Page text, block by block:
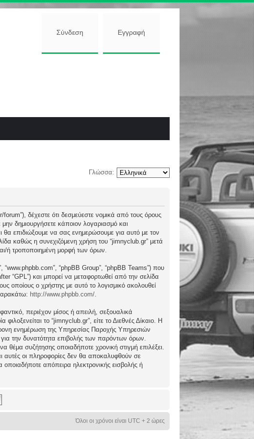
Σύνδεση Εγγραφή
Γλώσσα:
δέχεστε ότι δεσμεύεστε νομικά από τους όρους
δημιουργήσετε κάποιον λογαριασμό και
θα επιδιώξουμε να σας ενημερώσουμε για αυτό με τον
καθώς η συνεχιζόμενη χρήση του “jimnyclub.gr” μετά
ή τροποποιημένη μορφή των όρων.
“www.phpbb.com”, “phpBB Group”, “phpBB Teams”) που
“GPL”) και μπορεί να μεταφορτωθεί από την σελίδα
οποίους ο χρήστης με αυτό το λογισμικό ακολουθεί
http://www.phpbb.com/.
περιέχον μίσος ή απειλή, σεξουαλικά
το “jimnyclub.gr”, είτε το Διεθνές Δίκαιο. Η
ενημέρωση της Υπηρεσίας Παροχής Υπηρεσιών
την δυνατότητα επιβολής των παρόντων όρων.
θέμα συζήτησης οποιαδήποτε χρονική στιγμή επιλέξει.
αυτές οι πληροφορίες δεν θα αποκαλυφθούν σε
απόπειρα ηλεκτρονικής εισβολής ή
Όλοι οι χρόνοι είναι UTC + 2 ώρες